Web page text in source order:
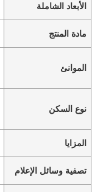
الأبعاد الشاملة
مادة المنتج
الموانئ
نوع السكن
المزايا
تصفية وسائل الإعلام